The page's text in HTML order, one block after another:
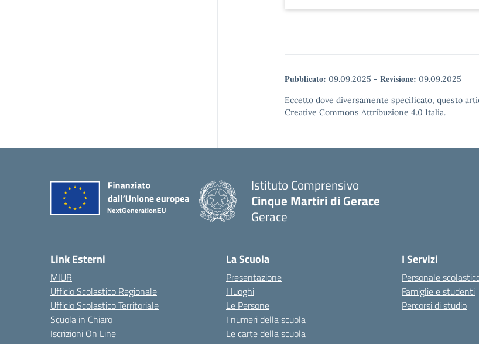
Pubblicato: 09.09.2025 - Revisione: 09.09.2025
Eccetto dove diversamente specificato, questo
Creative Commons Attribuzione 4.0 Italia.
Istituto Comprensivo
Cinque Martiri di Gerace
Gerace
Link Esterni
MIUR
Ufficio Scolastico Regionale
Ufficio Scolastico Territoriale
Scuola in Chiaro
Iscrizioni On Line
La Scuola
Presentazione
I luoghi
Le Persone
I numeri della scuola
Le carte della scuola
I Servizi
Personale
Famiglie e studenti
Percorsi di studio